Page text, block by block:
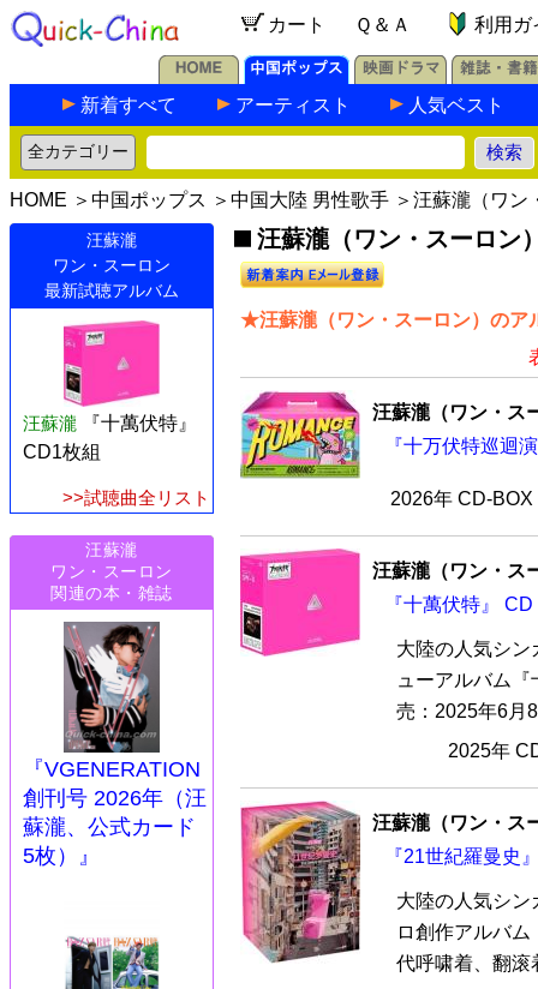
カート Ｑ＆Ａ 利用ガ
新着すべて アーティスト 人気ベスト
HOME ＞ 中国ポップス ＞ 中国大陸 男性歌手 ＞汪蘇瀧（ワン
汪蘇瀧
ワン・スーロン
最新試聴アルバム
汪蘇瀧
『十萬伏特』
CD1枚組
>>試聴曲全リスト
汪蘇瀧
ワン・スーロン
関連の本・雑誌
『VGENERATION
創刊号 2026年（汪
蘇瀧、公式カード
5枚）』
汪蘇瀧（ワン・スーロン
★汪蘇瀧（ワン・スーロン）のア
汪蘇瀧（ワン・ス
『十万伏特巡迴
2026年 CD-
汪蘇瀧（ワン・ス
『十萬伏特』
大陸の人気シン
ューアルバム
売：2025年6月
2025年
汪蘇瀧（ワン・ス
『21世紀羅曼史
大陸の人気シン
ロ創作アルバ
代呼啸着、翻滚